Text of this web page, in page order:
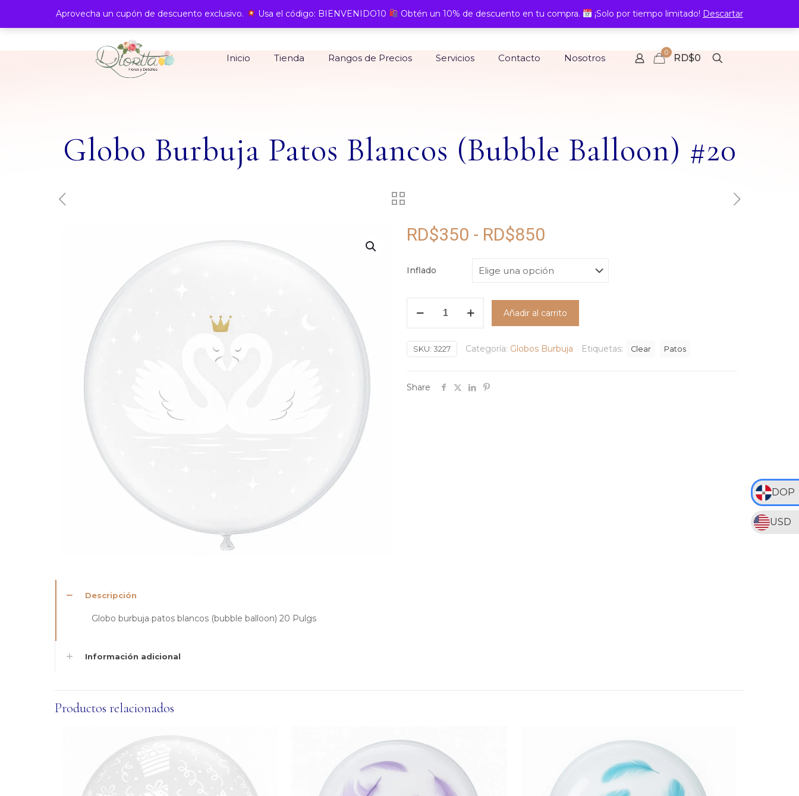
DOP
USD
Inicio Tienda Rangos de Precios Servicios Contacto Nosotros 0 RD$0
Globo Burbuja Patos Blancos (Bubble Balloon) #20
RD$350 - RD$850
precios:
RD$350
hasta
RD$850
Inflado
Blancos
#20
Añadir al carrito
SKU: 3227 Categoría: Globos Burbuja Etiquetas: Clear Patos
Share
Descripción
Globo burbuja patos blancos (bubble balloon) 20 Pulgs
Información adicional
Productos relacionados
Aprovecha un cupón de descuento exclusivo. Usa el código: BIENVENIDO10 Obtén un 10% de descuento en tu compra. ¡Solo por tiempo limitado! Descartar